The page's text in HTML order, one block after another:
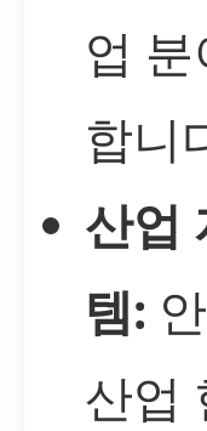
업
합니
산업
템:
산업